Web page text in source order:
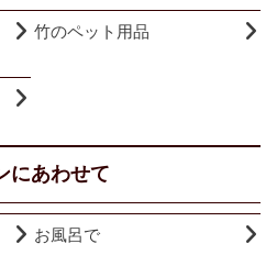
竹のペット用品
にあわせて
お風呂で